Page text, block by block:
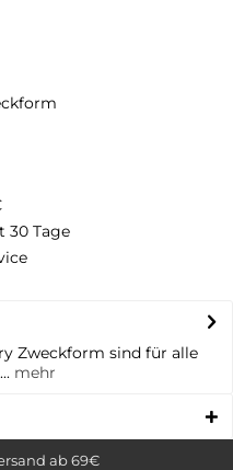
30 Tage
Zweckform sind für alle
mehr
ab 69€